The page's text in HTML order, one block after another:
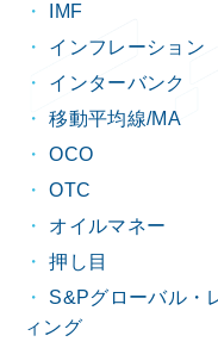
IMF
インフレーション
インターバンク
移動平均線/MA
OCO
OTC
オイルマネー
押し目
S&Pグローバル・
ィング